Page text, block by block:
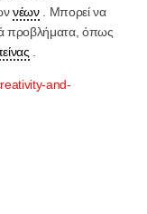
νέων. Μπορεί να
προβλήματα, όπως
and-